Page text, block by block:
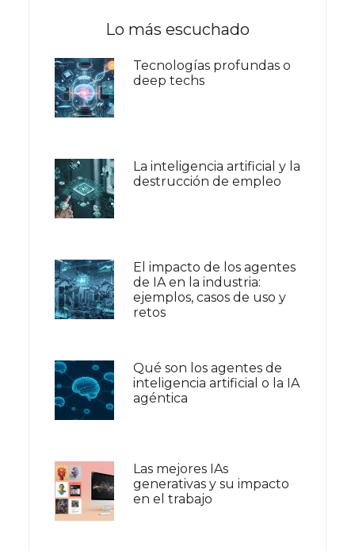
Lo más escuchado
Tecnologías profundas o
deep techs
La inteligencia artificial y la
destrucción de empleo
El impacto de los agentes
de IA en la industria:
ejemplos, casos de uso y
retos
Qué son los agentes de
inteligencia artificial o la IA
agéntica
Las mejores IAs
generativas y su impacto
en el trabajo